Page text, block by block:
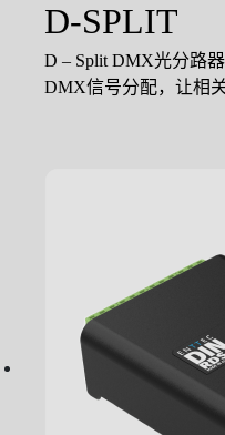
D-SPLIT
D – Split DMX光分路
DMX信号分配，让相